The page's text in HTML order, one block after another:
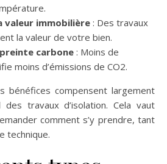
valeur immobilière : Des travaux
la valeur de votre bien.
carbone : Moins de
moins d’émissions de CO2.
bénéfices compensent largement
des travaux d’isolation. Cela vaut
comment s’y prendre, tant
technique.